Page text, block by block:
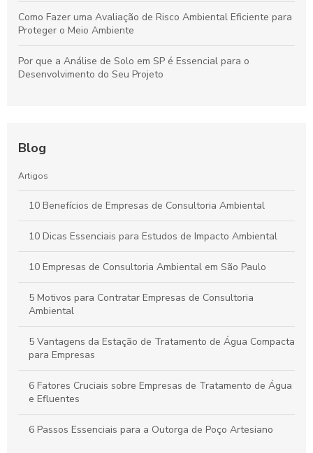
Como Fazer uma Avaliação de Risco Ambiental Eficiente para
Proteger o Meio Ambiente
Por que a Análise de Solo em SP é Essencial para o
Desenvolvimento do Seu Projeto
Blog
Artigos
10 Benefícios de Empresas de Consultoria Ambiental
10 Dicas Essenciais para Estudos de Impacto Ambiental
10 Empresas de Consultoria Ambiental em São Paulo
5 Motivos para Contratar Empresas de Consultoria
Ambiental
5 Vantagens da Estação de Tratamento de Água Compacta
para Empresas
6 Fatores Cruciais sobre Empresas de Tratamento de Água
e Efluentes
6 Passos Essenciais para a Outorga de Poço Artesiano